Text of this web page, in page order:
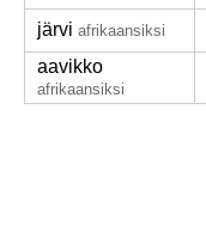
järvi afrikaansiksi
aavikko
afrikaansiksi